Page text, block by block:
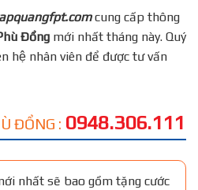
cung cấp thông
Đổng mới nhất tháng này. Quý
hệ nhân viên để được tư vấn
ĐỔNG : 0948.306.111
nhất sẽ bao gồm tặng cước